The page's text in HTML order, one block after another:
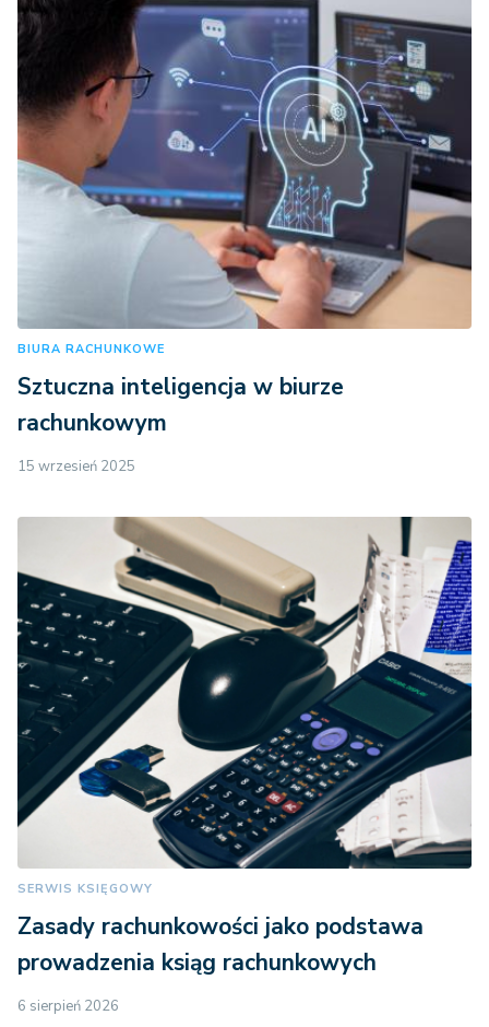
BIURA RACHUNKOWE
Sztuczna inteligencja w biurze
rachunkowym
15 wrzesień 2025
SERWIS KSIĘGOWY
Zasady rachunkowości jako podstawa
prowadzenia ksiąg rachunkowych
6 sierpień 2026